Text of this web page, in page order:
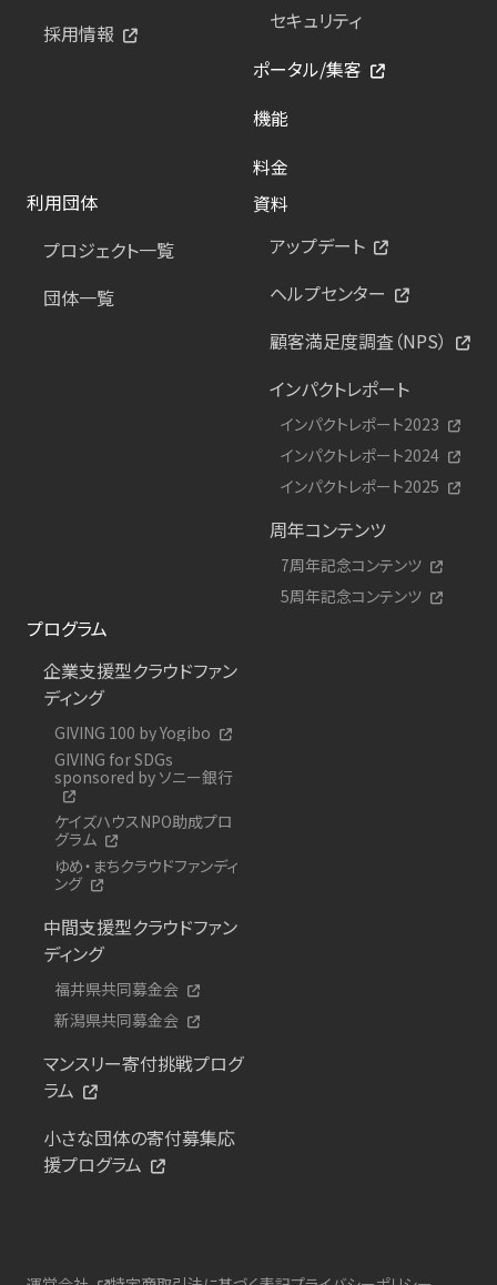
採用情報
セキュリティ
ポータル/集客
機能
料金
利用団体
プロジェクト一覧
団体一覧
資料
アップデート
ヘルプセンター
顧客満足度調査（NPS）
インパクトレポート
インパクトレポート2023
インパクトレポート2024
インパクトレポート2025
周年コンテンツ
7周年記念コンテンツ
5周年記念コンテンツ
プログラム
企業支援型クラウドファン
ディング
GIVING 100 by Yogibo
GIVING for SDGs
sponsored by ソニー銀行
ケイズハウスNPO助成プロ
グラム
ゆめ・まちクラウドファンディ
ング
中間支援型クラウドファン
ディング
福井県共同募金会
新潟県共同募金会
マンスリー寄付挑戦プログ
ラム
小さな団体の寄付募集応
援プログラム